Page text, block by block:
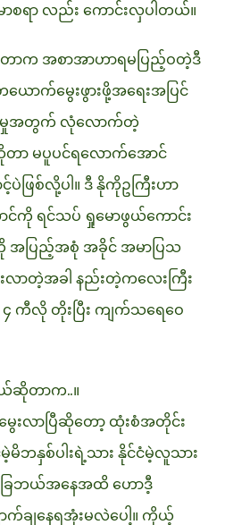
ာစရာ လည်း ကောင်းလှပါတယ်။
ာက အစာအာဟာရမပြည့်ဝတဲ့ဒီ
ယောက်မွေးဖွားဖို့အရေးအပြင်
းမှုအတွက် လုံလောက်တဲ့
တာ မပူပင်ရလောက်အောင်
ပဲဖြစ်လို့ပါ။ ဒီ နိုကိုဥကြီးဟာ
ကို ရင်သပ် ရှုမောဖွယ်ကောင်း
ပြည့်အစုံ အခိုင် အမာပြသ
လာတဲ့အခါ နည်းတဲ့ကလေးကြီး
ကို ၄ ကီလို တိုးပြီး ကျက်သရေဝေ
ယ်ဆိုတာက..။
ေးလာပြီဆိုတော့ ထုံးစံအတိုင်း
နှစ်ပါးရဲ့သား နိုင်ငံမဲ့လူသား
ဘယ်အနေအထိ ဟောဒီ့
က်ချနေရအုံးမလဲပေါ့။ ကိုယ့်